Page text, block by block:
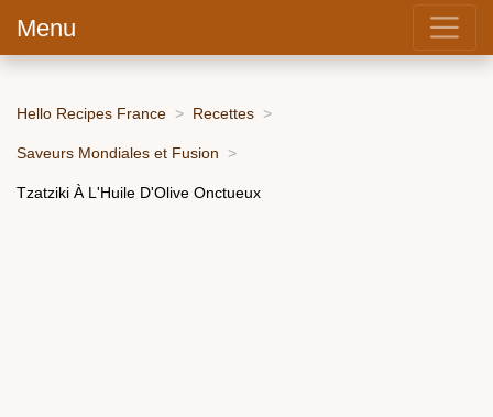
Menu
Hello Recipes France Recettes
Saveurs Mondiales et Fusion
Tzatziki À L'Huile D'Olive Onctueux